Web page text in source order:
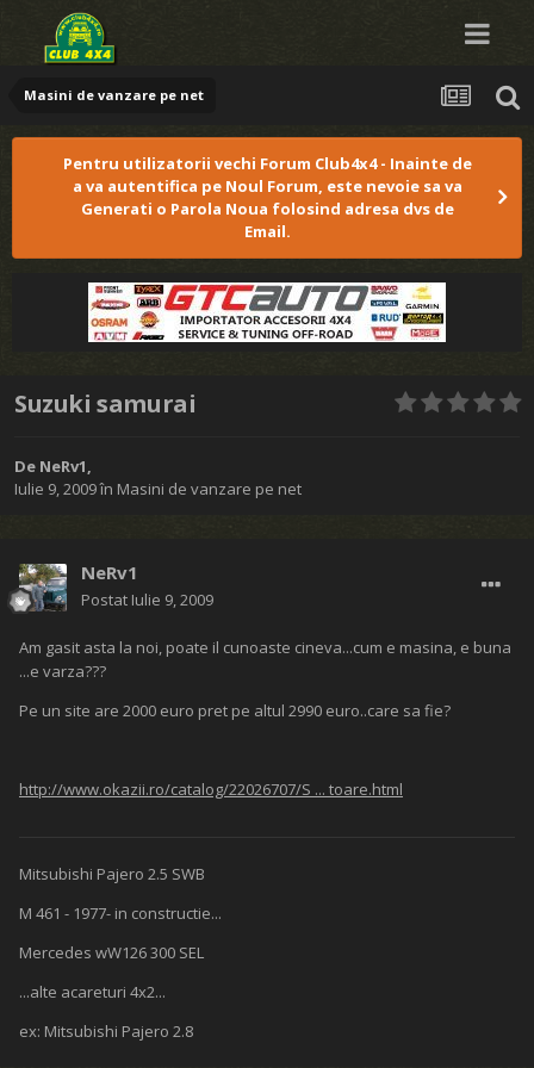
Masini de vanzare pe net
Pentru utilizatorii vechi Forum Club4x4 - Inainte de
a va autentifica pe Noul Forum, este nevoie sa va
Generati o Parola Noua folosind adresa dvs de
Email.
Suzuki samurai
De NeRv1,
Iulie 9, 2009în Masini de vanzare pe net
NeRv1
Postat Iulie 9, 2009
Am gasit asta la noi, poate il cunoaste cineva...cum e masina, e buna
...e varza???
Pe un site are 2000 euro pret pe altul 2990 euro..care sa fie?
http://www.okazii.ro/catalog/22026707/S ... toare.html
Mitsubishi Pajero 2.5 SWB
M 461 - 1977- in constructie...
Mercedes wW126 300 SEL
...alte acareturi 4x2...
ex: Mitsubishi Pajero 2.8